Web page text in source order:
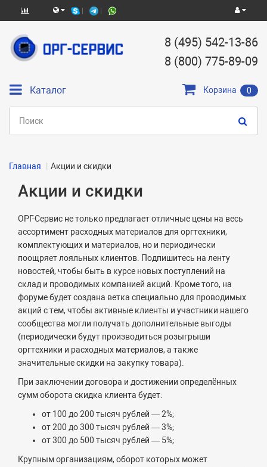
8 (495) 542-13-86
8 (800) 775-89-09
Каталог Корзина 0
Главная Акции и скидки
Акции и скидки
ОРГ-Сервис не только предлагает отличные цены на весь
ассортимент расходных материалов для оргтехники,
комплектующих и материалов, но и периодически
поощряет лояльных клиентов. Подпишитесь на ленту
новостей, чтобы быть в курсе новых поступлений на
склад и проводимых компанией акций. Кроме того, на
форуме будет создана ветка специально для проводимых
акций с тем, чтобы активные клиенты и участники нашего
сообщества могли получать дополнительные выгоды
(периодически будут производиться розыгрыши
оргтехники и расходных материалов, а также
значительные скидки на закупку товара).
При заключении договора и достижении определённых
сумм оборота скидка клиента будет:
от 100 до 200 тысяч рублей — 2%;
от 200 до 300 тысяч рублей — 3%;
от 300 до 500 тысяч рублей — 5%;
Крупным организациям, оборот которых может